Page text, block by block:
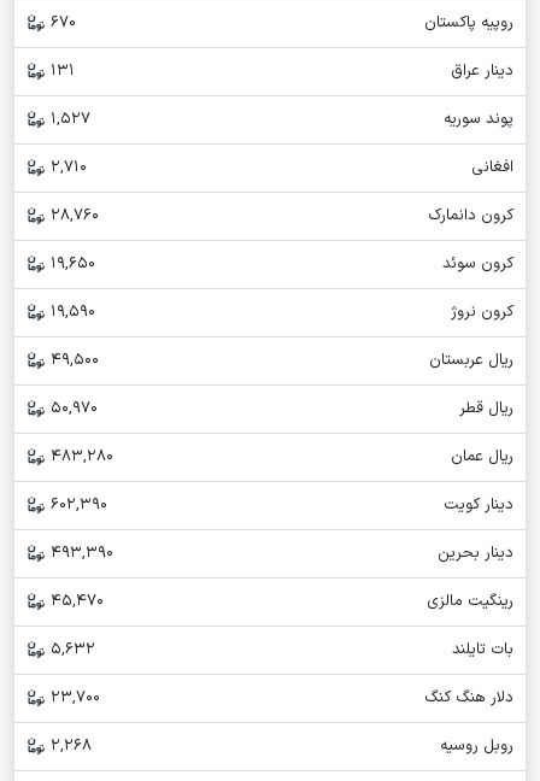
روپیه پاکستان
670
دینار عراق
131
پوند سوریه
1,527
افغانی
2,710
کرون دانمارک
28,760
کرون سوئد
19,650
کرون نروژ
19,590
ریال عربستان
49,500
ریال قطر
50,970
ریال عمان
483,280
دینار کویت
602,390
دینار بحرین
493,390
رینگیت مالزی
45,470
بات تایلند
5,632
دلار هنگ کنگ
23,700
روبل روسیه
2,268